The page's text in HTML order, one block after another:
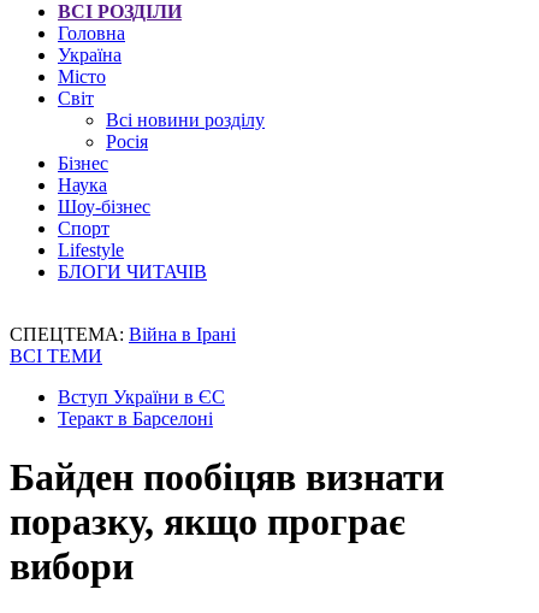
ВСІ РОЗДІЛИ
Головна
Україна
Місто
Світ
Всі новини розділу
Росія
Бізнес
Наука
Шоу-бізнес
Спорт
Lifestyle
БЛОГИ ЧИТАЧІВ
СПЕЦТЕМА: Війна в Ірані
ВСІ ТЕМИ
Вступ України в ЄС
Теракт в Барселоні
Байден пообіцяв визнати
поразку, якщо програє
вибори